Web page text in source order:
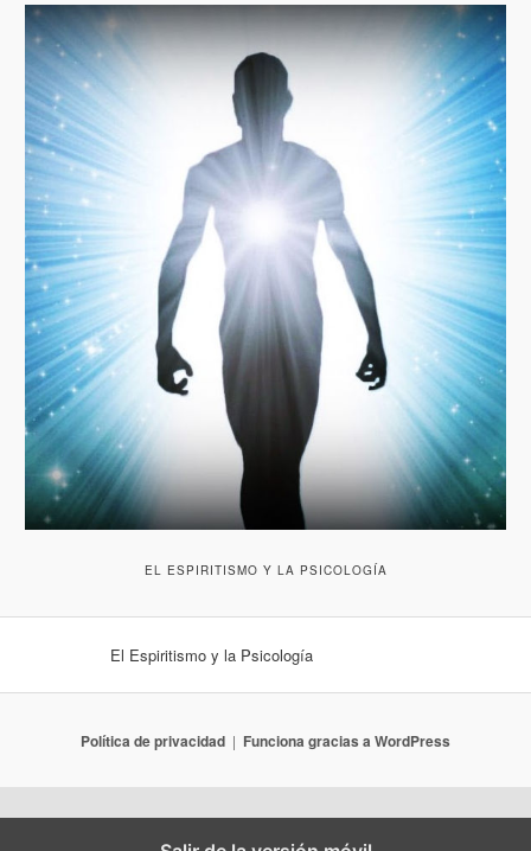
EL ESPIRITISMO Y LA PSICOLOGÍA
El Espiritismo y la Psicología
Política de privacidad Funciona gracias a WordPress